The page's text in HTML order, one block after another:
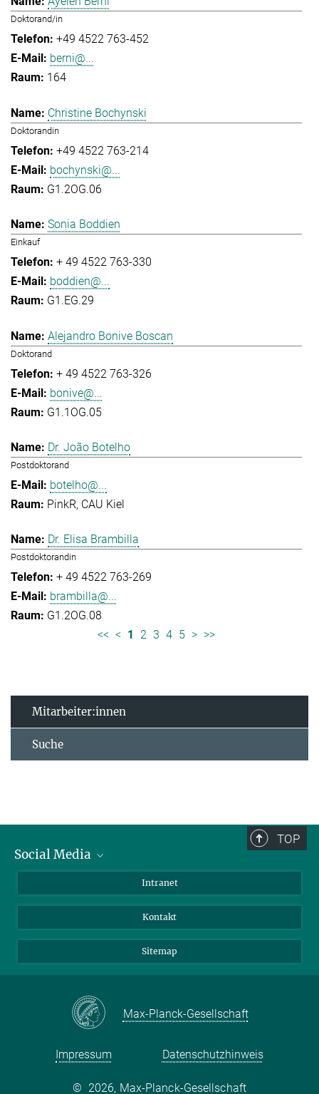
Doktorand/in
+49 4522 763-452
berni@...
164
Christine Bochynski
Doktorandin
+49 4522 763-214
bochynski@...
G1.2OG.06
Sonia Boddien
Einkauf
+ 49 4522 763-330
boddien@...
G1.EG.29
Alejandro Bonive Boscan
Doktorand
+ 49 4522 763-326
bonive@...
G1.1OG.05
Dr. João Botelho
Postdoktorand
botelho@...
PinkR, CAU Kiel
Dr. Elisa Brambilla
Postdoktorandin
+ 49 4522 763-269
brambilla@...
G1.2OG.08
<< < 1 2 3 4 5 > >>
Mitarbeiter:innen
Suche
TOP
Social Media
LinkedIn
Intranet
Kontakt
Sitemap
Max-Planck-Gesellschaft
Impressum Datenschutzhinweis
© 2026, Max-Planck-Gesellschaft